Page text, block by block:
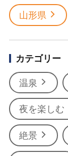
山形県
カテゴリー
温泉
夜を楽しむ
絶景